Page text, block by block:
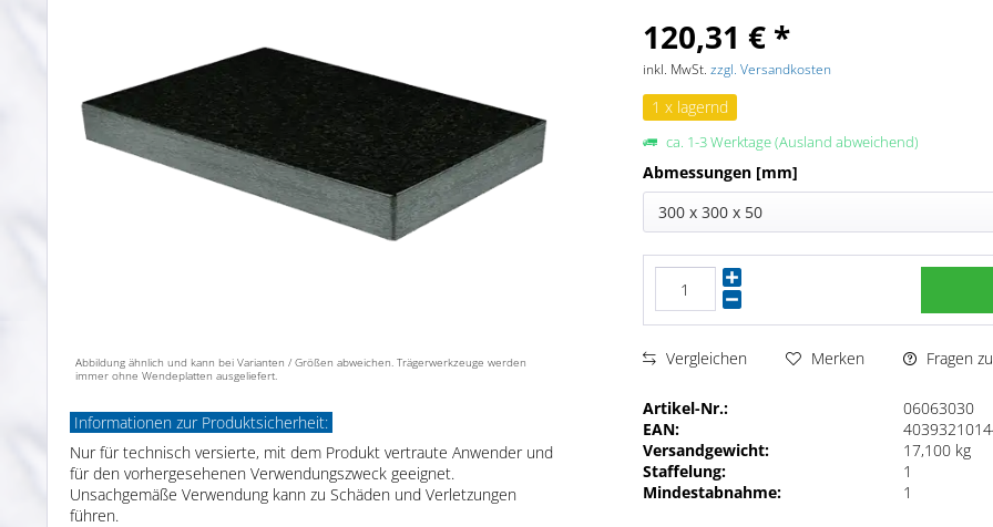
Abbildung ähnlich und kann bei Varianten / Größen abweichen. Trägerwerkzeuge werden
immer ohne Wendeplatten ausgeliefert.
Informationen zur Produktsicherheit:
Nur für technisch versierte, mit dem Produkt vertraute Anwender und
für den vorhergesehenen Verwendungszweck geeignet.
Unsachgemäße Verwendung kann zu Schäden und Verletzungen
führen.
120,31 € *
inkl. MwSt.zzgl. Versandkosten
1 x lagernd
ca. 1-3 Werktage (Ausland abweichend)
Abmessungen [mm]
300 x 300 x 50
Vergleichen Merken Fragen
Artikel-Nr.:
06063030
EAN:
Versandgewicht:
17,100 kg
Staffelung:
1
Mindestabnahme:
1